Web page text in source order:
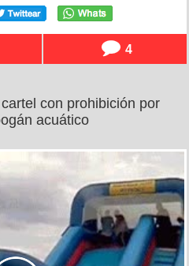
4
con prohibición por
acuático